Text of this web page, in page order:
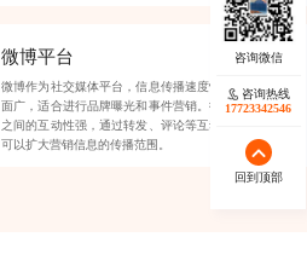
微博平台
微博作为社交媒体平台，信息传播速度快，覆盖
面广，适合进行品牌曝光和事件营销。微博用户
之间的互动性强，通过转发、评论等互动形式，
可以扩大营销信息的传播范围。
咨询热线
17723342546
回到顶部